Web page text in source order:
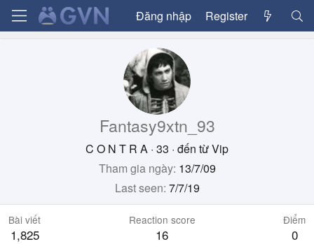
Đăng nhập Register
Fantasy9xtn_93
C O N T R A · 33 · đến từVip
Tham gia ngày 13/7/09
Last seen 7/7/19
Bài viết
1,825
Reaction score
16
Điểm
0